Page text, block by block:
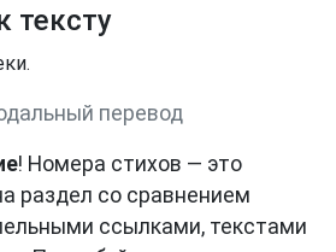
тексту
перевод
! Номера стихов — это
раздел со сравнением
ссылками, текстами